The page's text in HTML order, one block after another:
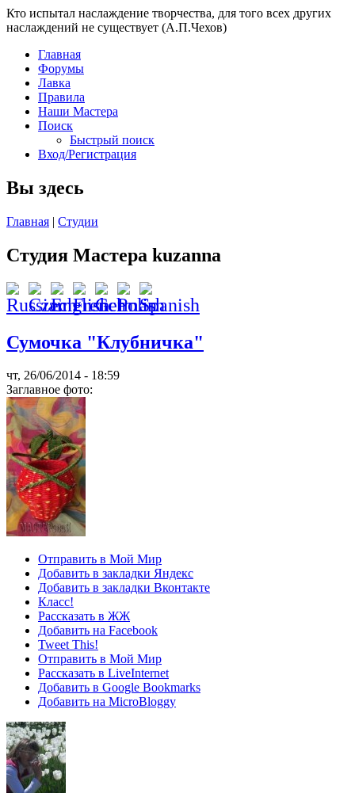
Кто испытал наслаждение творчества, для того всех других
наслаждений не существует (А.П.Чехов)
Главная
Форумы
Лавка
Правила
Наши Мастера
Поиск
Быстрый поиск
Вход/Регистрация
Вы здесь
Главная | Студии
Студия Мастера kuzanna
Сумочка "Клубничка"
чт, 26/06/2014 - 18:59
Заглавное фото:
Отправить в Мой Мир
Добавить в закладки Яндекс
Добавить в закладки Вконтакте
Класс!
Рассказать в ЖЖ
Добавить на Facebook
Tweet This!
Отправить в Мой Мир
Рассказать в LiveInternet
Добавить в Google Bookmarks
Добавить на MicroBloggy